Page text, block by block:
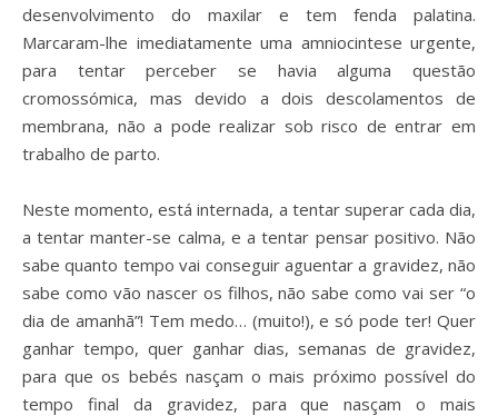
desenvolvimento do maxilar e tem fenda palatina.
Marcaram-lhe imediatamente uma amniocintese urgente,
para tentar perceber se havia alguma questão
cromossómica, mas devido a dois descolamentos de
membrana, não a pode realizar sob risco de entrar em
trabalho de parto.
Neste momento, está internada, a tentar superar cada dia,
a tentar manter-se calma, e a tentar pensar positivo. Não
sabe quanto tempo vai conseguir aguentar a gravidez, não
sabe como vão nascer os filhos, não sabe como vai ser “o
dia de amanhã”! Tem medo… (muito!), e só pode ter! Quer
ganhar tempo, quer ganhar dias, semanas de gravidez,
para que os bebés nasçam o mais próximo possível do
tempo final da gravidez, para que nasçam o mais